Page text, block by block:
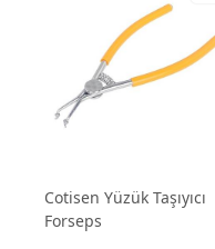
Cotisen Yüzük Taşıyıcı
Forseps